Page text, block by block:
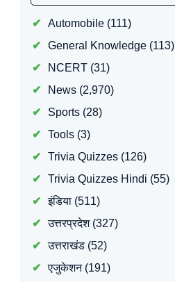
Automobile(111)
General Knowledge(113)
NCERT(31)
News(2,970)
Sports(28)
Tools(3)
Trivia Quizzes(126)
Trivia Quizzes Hindi (55)
इंडिया(511)
उत्तरप्रदेश(327)
उत्तराखंड(52)
एजुकेशन(191)